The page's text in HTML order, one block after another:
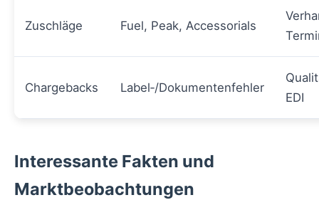
Zuschläge Fuel, Peak, Accessorials
Chargebacks Label‑/Dokumentenfehler
EDI
Interessante Fakten und
Marktbeobachtungen